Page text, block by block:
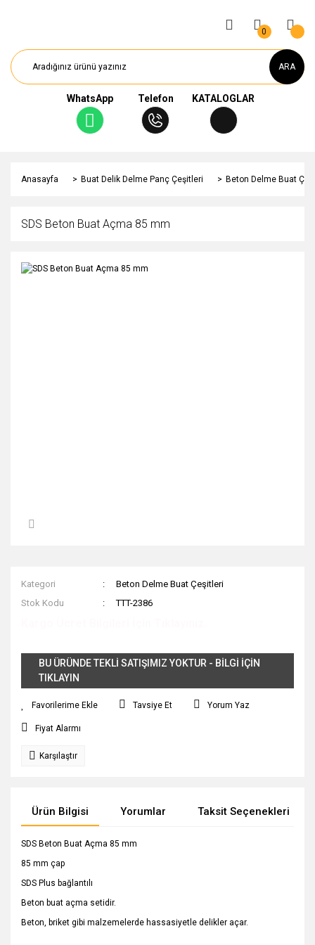
ARA
WhatsApp Telefon KATALOGLAR
0
Anasayfa Buat Delik Delme Panç Çeşitleri Beton Delme Buat
SDS Beton Buat Açma 85 mm
Kategori
Beton Delme Buat Çeşitleri
Stok Kodu
TTT-2386
BU ÜRÜNDE TEKLİ SATIŞIMIZ YOKTUR - BİLGİ İÇİN
TIKLAYIN
Tavsiye Et Yorum Yaz
Fiyat Alarmı
Karşılaştır
Ürün Bilgisi Yorumlar Taksit Seçenekleri
SDS Beton Buat Açma 85 mm
85 mm çap
SDS Plus bağlantılı
Beton buat açma setidir.
Beton, briket gibi malzemelerde hassasiyetle delikler açar.